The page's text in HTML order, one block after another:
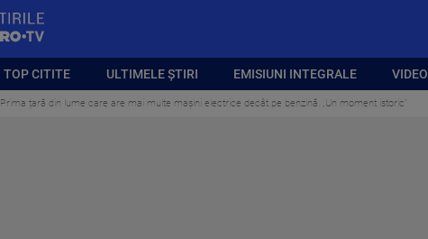
TOP CITITE ULTIMELE ȘTIRI EMISIUNI INTEGRALE VIDEO
Prima țară din lume care are mai multe mașini electrice decât pe benzină. „Un moment istoric”